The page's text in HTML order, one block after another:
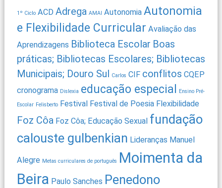
1º Ciclo ACD Adrega AMAI Autonomia Autonomia
e Flexibilidade Curricular Avaliação das
Aprendizagens Biblioteca Escolar Boas
práticas; Bibliotecas Escolares; Bibliotecas
Municipais; Douro Sul Carlos CIF conflitos CQEP
cronograma Dislexia educação especial Ensino Pré-
Escolar Felisberto Festival Festival de Poesia Flexibilidade
Foz Côa Foz Côa; Educação Sexual fundação
calouste gulbenkian Lideranças Manuel
Alegre Metas curriculares de português Moimenta da
Beira Paulo Sanches Penedono